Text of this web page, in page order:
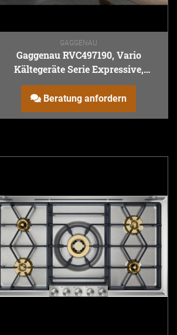
GAGGENAU
Gaggenau RVC497190, Vario
Kältegeräte Serie Expressive,
Kühlgerät, 213.4 x 90 cm
Beratung anfordern